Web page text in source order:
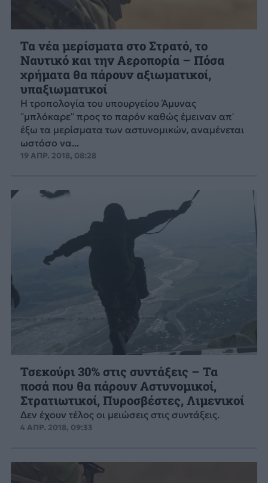
Τα νέα μερίσματα στο Στρατό, το
Ναυτικό και την Αεροπορία – Πόσα
χρήματα θα πάρουν αξιωματικοί,
υπαξιωματικοί
Η τροπολογία του υπουργείου Άμυνας
“μπλόκαρε” προς το παρόν καθώς έμειναν απ’
έξω τα μερίσματα των αστυνομικών, αναμένεται
ωστόσο να...
19 ΑΠΡ. 2018, 08:28
Τσεκούρι 30% στις συντάξεις – Τα
ποσά που θα πάρουν Αστυνομικοί,
Στρατιωτικοί, Πυροσβέστες, Λιμενικοί
Δεν έχουν τέλος οι μειώσεις στις συντάξεις.
4 ΑΠΡ. 2018, 09:33